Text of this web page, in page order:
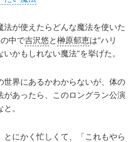
が使えたらどんな魔法を使いた
中で吉沢悠と榊原郁恵は“ハリ
いかもしれない魔法”を挙げた。
世界にあるかわからないが、体の
があったら、このロングラン公演
。
にかく忙しくて、「これもやら